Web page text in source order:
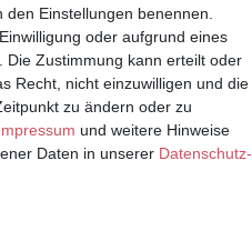
* Alle Preise inkl.
Mehrwertsteuer und zuzüglich
Versand | **ehemaliger
Verkäuferpreis
Einstellungen benennen.
oder aufgrund eines
Zustimmung kann erteilt oder
Recht, nicht einzuwilligen und die
zu ändern oder zu
und weitere Hinweise
Daten in unserer Daten­schutz­